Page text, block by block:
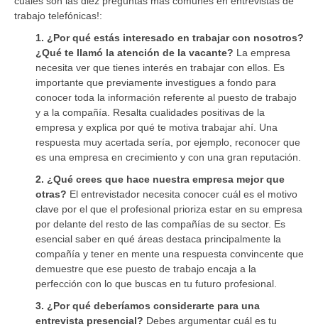
trabajo telefónicas!:
1. ¿Por qué estás interesado en trabajar con nosotros?
¿Qué te llamó la atención de la vacante? La empresa
necesita ver que tienes interés en trabajar con ellos. Es
importante que previamente investigues a fondo para
conocer toda la información referente al puesto de trabajo
y a la compañía. Resalta cualidades positivas de la
empresa y explica por qué te motiva trabajar ahí. Una
respuesta muy acertada sería, por ejemplo, reconocer que
es una empresa en crecimiento y con una gran reputación.
2. ¿Qué crees que hace nuestra empresa mejor que
otras? El entrevistador necesita conocer cuál es el motivo
clave por el que el profesional prioriza estar en su empresa
por delante del resto de las compañías de su sector. Es
esencial saber en qué áreas destaca principalmente la
compañía y tener en mente una respuesta convincente que
demuestre que ese puesto de trabajo encaja a la
perfección con lo que buscas en tu futuro profesional.
3. ¿Por qué deberíamos considerarte para una
entrevista presencial? Debes argumentar cuál es tu